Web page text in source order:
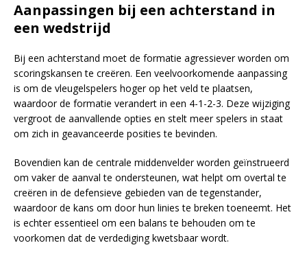
Aanpassingen bij een achterstand in
een wedstrijd
Bij een achterstand moet de formatie agressiever worden om
scoringskansen te creëren. Een veelvoorkomende aanpassing
is om de vleugelspelers hoger op het veld te plaatsen,
waardoor de formatie verandert in een 4-1-2-3. Deze wijziging
vergroot de aanvallende opties en stelt meer spelers in staat
om zich in geavanceerde posities te bevinden.
Bovendien kan de centrale middenvelder worden geïnstrueerd
om vaker de aanval te ondersteunen, wat helpt om overtal te
creëren in de defensieve gebieden van de tegenstander,
waardoor de kans om door hun linies te breken toeneemt. Het
is echter essentieel om een balans te behouden om te
voorkomen dat de verdediging kwetsbaar wordt.